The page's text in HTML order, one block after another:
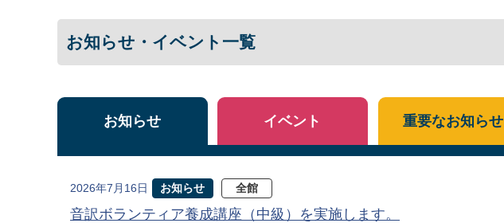
お知らせ・イベント一覧
お知らせ
2026年7月16日 お知らせ 全館
音訳ボランティア養成講座（中級）を実施します。
イベント 重要なお知らせ